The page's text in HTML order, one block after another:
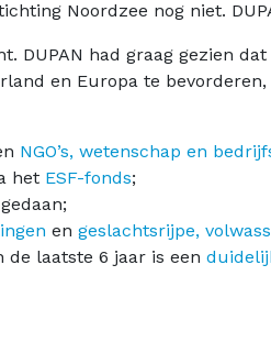
Noordzee nog niet.
DUPAN had graag gezien
en Europa te
NGO’s, wetenschap en
het ESF-fonds;
en geslachtsrijpe,
laatste 6 jaar is een